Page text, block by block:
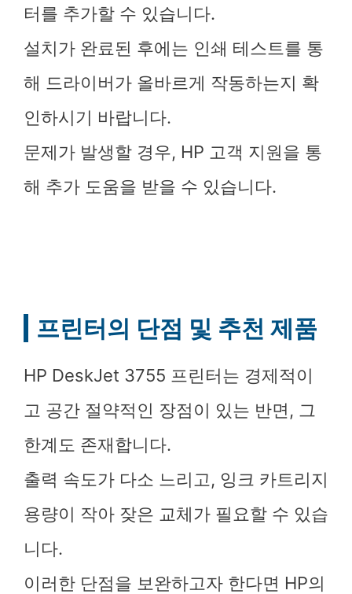
터를 추가할 수 있습니다.
설치가 완료된 후에는 인쇄 테스트를 통
해 드라이버가 올바르게 작동하는지 확
인하시기 바랍니다.
문제가 발생할 경우, HP 고객 지원을 통
해 추가 도움을 받을 수 있습니다.
프린터의 단점 및 추천 제품
HP DeskJet 3755 프린터는 경제적이
고 공간 절약적인 장점이 있는 반면, 그
한계도 존재합니다.
출력 속도가 다소 느리고, 잉크 카트리지
용량이 작아 잦은 교체가 필요할 수 있습
니다.
이러한 단점을 보완하고자 한다면 HP의